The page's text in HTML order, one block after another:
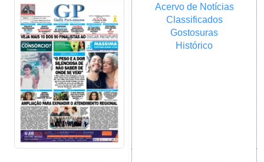
Acervo de Notícias
Classificados
Gostosuras
Histórico